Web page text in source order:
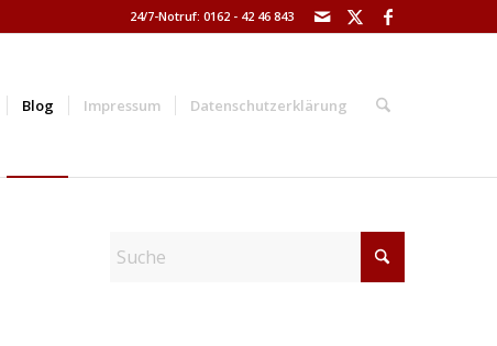
24/7-Notruf: 0162 - 42 46 843
Blog Impressum Datenschutzerklärung